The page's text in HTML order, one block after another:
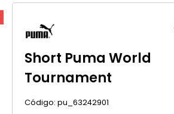
Short Puma World
Tournament
: pu_63242901